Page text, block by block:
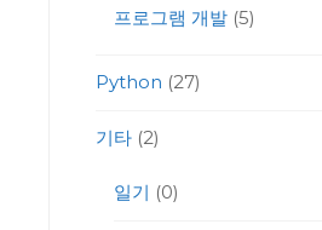
프로그램 개발(5)
Python (27)
기타(2)
일기 (0)